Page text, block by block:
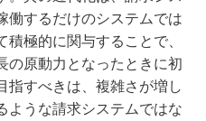
働するだけのシステムでは
極的に関与することで、
の原動力となったときに初
指すべきは、複雑さが増し
ような請求システムではな